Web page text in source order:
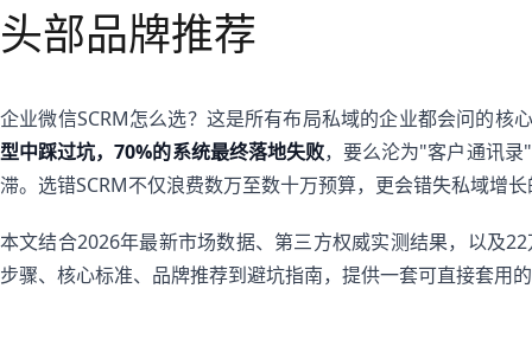
头部品牌推荐
企业微信SCRM怎么选？这是所有布局私域的企业都会问的核
型中踩过坑，70%的系统最终落地失败，要么沦为"客户通讯
滞。选错SCRM不仅浪费数万至数十万预算，更会错失私域增
本文结合2026年最新市场数据、第三方权威实测结果，以及
步骤、核心标准、品牌推荐到避坑指南，提供一套可直接套用